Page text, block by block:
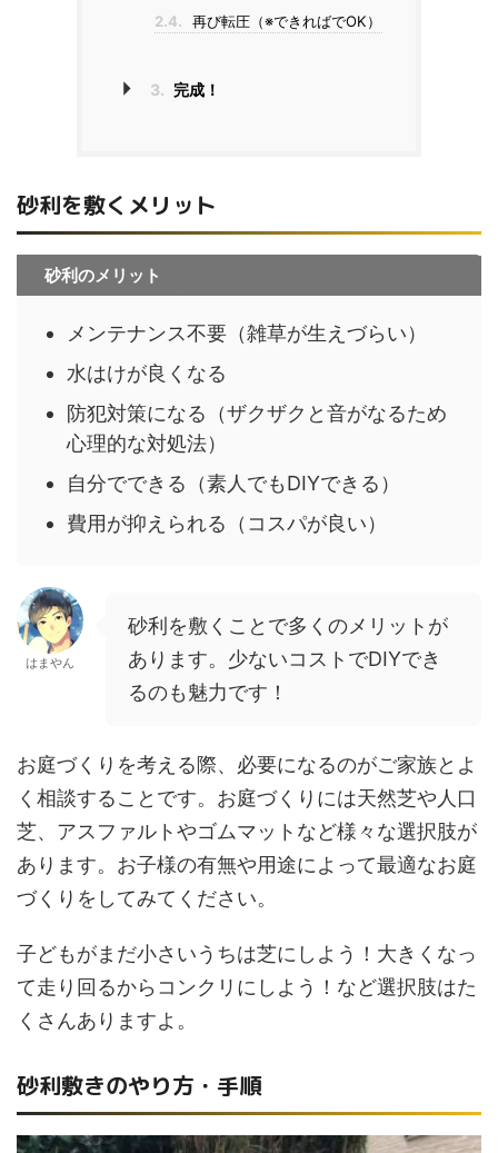
2.4. 再び転圧（※できればでOK）
3. 完成！
砂利を敷くメリット
砂利のメリット
メンテナンス不要（雑草が生えづらい）
水はけが良くなる
防犯対策になる（ザクザクと音がなるため
心理的な対処法）
自分でできる（素人でもDIYできる）
費用が抑えられる（コスパが良い）
はまやん
砂利を敷くことで多くのメリットが
あります。少ないコストでDIYでき
るのも魅力です！
お庭づくりを考える際、必要になるのがご家族とよ
く相談することです。お庭づくりには天然芝や人口
芝、アスファルトやゴムマットなど様々な選択肢が
あります。お子様の有無や用途によって最適なお庭
づくりをしてみてください。
子どもがまだ小さいうちは芝にしよう！大きくなっ
て走り回るからコンクリにしよう！など選択肢はた
くさんありますよ。
砂利敷きのやり方・手順